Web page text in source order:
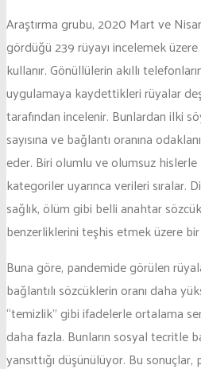
Araştırma grubu, 2020 Mart ve
gördüğü 239 rüyayı incelemek
kullanır. Gönüllülerin akıllı
uygulamaya kaydettikleri rüyalar
tarafından incelenir. Bunlardan ilki
sayısına ve bağlantı oranına
eder. Biri olumlu ve olumsuz
kategoriler uyarınca verileri sıralar.
sağlık, ölüm gibi belli anahtar
benzerliklerini teşhis etmek üzere
Buna göre, pandemide görülen
bağlantılı sözcüklerin oranı daha
“temizlik” gibi ifadelerle ortalama
daha fazla. Bunların sosyal tecritle
yansıttığı düşünülüyor. Bu sonuçlar,